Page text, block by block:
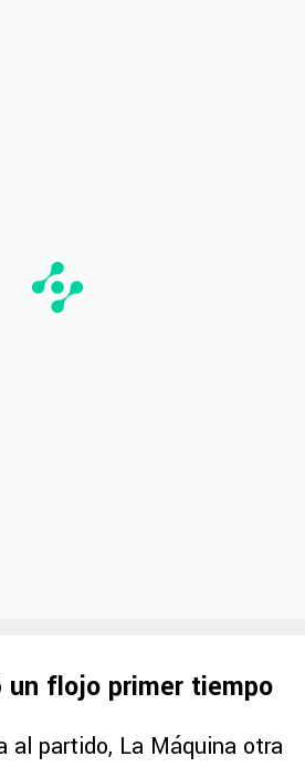
un flojo primer tiempo
al partido, La Máquina otra